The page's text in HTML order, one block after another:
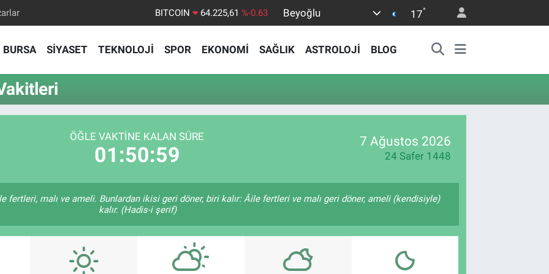
BITCOIN 64.225,61 %-0.63
EURO
55,0406 %-0.08
Beyoğlu 17°
BURSA SİYASET TEKNOLOJİ SPOR EKONOMİ SAĞLIK ASTROLOJİ BLOG
ÖĞLE VAKTINE KALAN SÜRE
01:50:58
7 Ağustos 2026
24 Safer 1448
fertleri, malı ve ameli. Bunlardan ikisi geri döner, biri kalır: Âile fertleri ve malı geri döner, ameli (kendisiyle)
kalır. (Hadis-i şerif)